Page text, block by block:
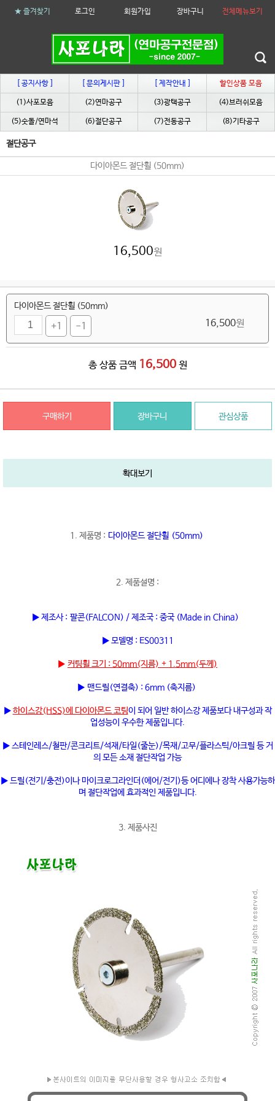
★ 즐겨찾기 로그인 회원가입 장바구니 전체메뉴보기
[ 공지사항 ] [ 문의게시판 ] [ 제작안내 ] 할인상품 모음
(1)사포모음 (2)연마공구 (3)광택공구 (4)브러쉬모음
(5)숫돌/연마석 (6)절단공구 (7)전동공구 (8)기타공구
절단공구
다이아몬드 절단휠 (50mm)
16,500원
다이아몬드 절단휠 (50mm)
+1 -1 16,500원
총 상품 금액 16,500 원
구매하기 장바구니 관심상품
확대보기
1. 제품명 : 다이아몬드 절단휠 (50mm)
2. 제품설명 :
▶ 제조사 : 팔콘(FALCON) / 제조국 : 중국 (Made in China)
▶ 모델명 : ES00311
▶ 커팅휠 크기 : 50mm(지름) + 1.5mm(두께)
▶ 맨드릴(연결축) : 6mm (축지름)
▶하이스강(HSS)에 다이아몬드 코팅이 되어 일반 하이스강 제품보다 내구성과 작
업성능이 우수한 제품입니다.
▶ 스테인레스/철판/콘크리트/석재/타일(줄눈)/목재/고무/플라스틱/아크릴 등 거
의 모든 소재 절단작업 가능
▶ 드릴(전기/충전)이나 마이크로그라인더(에어/전기)등 어디에나 장착 사용가능하
며 절단작업에 효과적인 제품입니다.
3. 제품사진